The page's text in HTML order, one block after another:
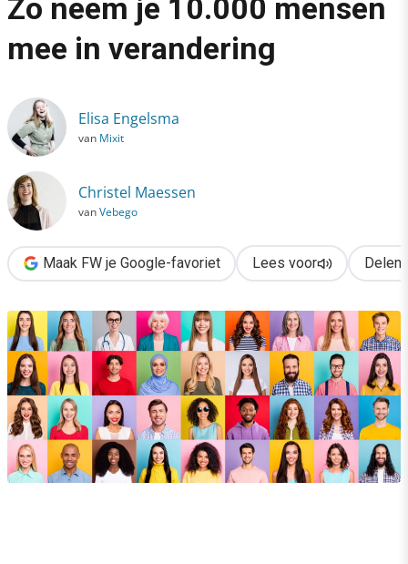
Mens & Werk
›
Zo neem je 10.000 mensen
mee in verandering
Elisa Engelsma
van Mixit
Christel Maessen
vanVebego
Maak FW je Google-favoriet Lees voor Delen